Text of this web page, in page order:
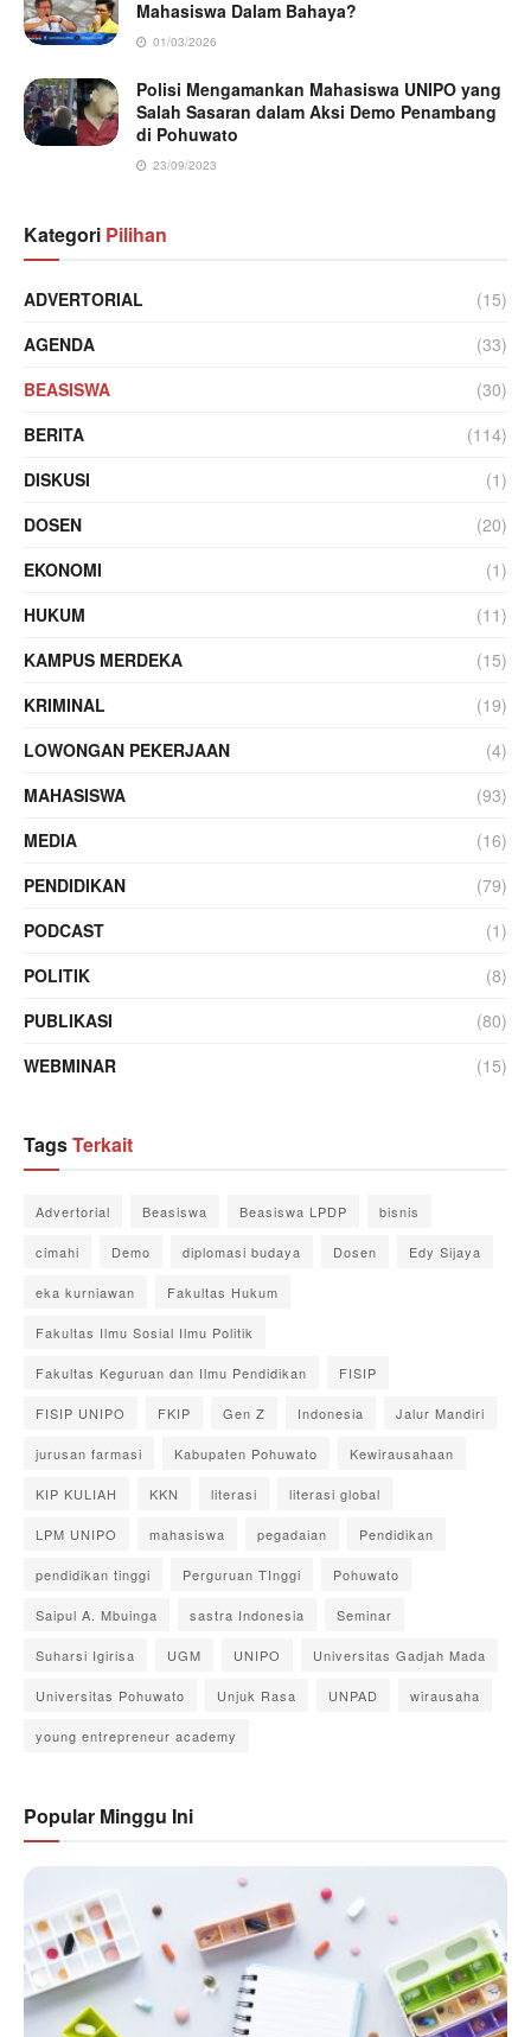
Mahasiswa Dalam Bahaya?
01/03/2026
Polisi Mengamankan Mahasiswa UNIPO yang
Salah Sasaran dalam Aksi Demo Penambang
di Pohuwato
23/09/2023
Kategori Pilihan
ADVERTORIAL
(15)
AGENDA
(33)
BEASISWA
(30)
BERITA
(114)
DISKUSI
(1)
DOSEN
(20)
EKONOMI
(1)
HUKUM
(11)
KAMPUS MERDEKA
(15)
KRIMINAL
(19)
LOWONGAN PEKERJAAN
(4)
MAHASISWA
(93)
MEDIA
(16)
PENDIDIKAN
(79)
PODCAST
(1)
POLITIK
(8)
PUBLIKASI
(80)
WEBMINAR
(15)
TagsTerkait
Advertorial Beasiswa Beasiswa LPDP bisnis
cimahi Demo diplomasi budaya Dosen Edy Sijaya
eka kurniawan Fakultas Hukum
Fakultas Ilmu Sosial Ilmu Politik
Fakultas Keguruan dan Ilmu Pendidikan FISIP
FISIP UNIPO FKIP Gen Z Indonesia Jalur Mandiri
jurusan farmasi Kabupaten Pohuwato Kewirausahaan
KIP KULIAH KKN literasi literasi global
LPM UNIPO mahasiswa pegadaian Pendidikan
pendidikan tinggi Perguruan TInggi Pohuwato
Saipul A. Mbuinga sastra Indonesia Seminar
Suharsi Igirisa UGM UNIPO Universitas Gadjah Mada
Universitas Pohuwato Unjuk Rasa UNPAD wirausaha
young entrepreneur academy
Popular Minggu Ini